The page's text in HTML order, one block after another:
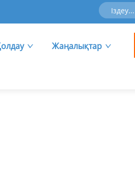
Жаңалықтар